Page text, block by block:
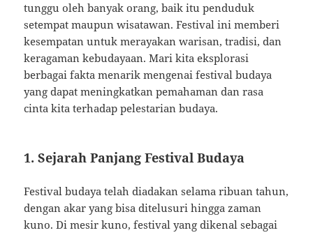
tunggu oleh banyak orang, baik itu penduduk
setempat maupun wisatawan. Festival ini memberi
kesempatan untuk merayakan warisan, tradisi, dan
keragaman kebudayaan. Mari kita eksplorasi
berbagai fakta menarik mengenai festival budaya
yang dapat meningkatkan pemahaman dan rasa
cinta kita terhadap pelestarian budaya.
1. Sejarah Panjang Festival Budaya
Festival budaya telah diadakan selama ribuan tahun,
dengan akar yang bisa ditelusuri hingga zaman
kuno. Di mesir kuno, festival yang dikenal sebagai